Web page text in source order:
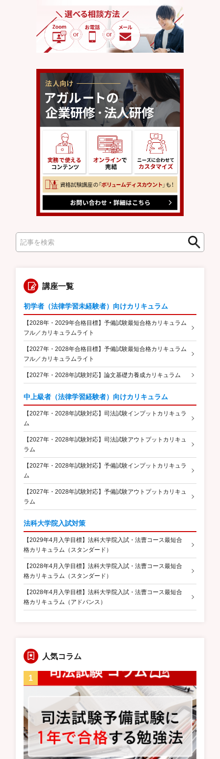
検
索
検
講座一覧
初学者（法律学習未経験者）向けカリキュラム
【2028年・2029年合格目標】予備試験最短合格カリキュラム
フル／カリキュラムライト
【2027年・2028年合格目標】予備試験最短合格カリキュラム
フル／カリキュラムライト
【2027年・2028年試験対応】論文基礎力養成カリキュラム
中上級者（法律学習経験者）向けカリキュラム
【2027年・2028年試験対応】司法試験インプットカリキュラ
ム
【2027年・2028年試験対応】司法試験アウトプットカリキュ
ラム
【2027年・2028年試験対応】予備試験インプットカリキュラ
ム
【2027年・2028年試験対応】予備試験アウトプットカリキュ
ラム
法科大学院入試対策
【2029年4月入学目標】法科大学院入試・法曹コース最短合
格カリキュラム（スタンダード）
【2028年4月入学目標】法科大学院入試・法曹コース最短合
格カリキュラム（スタンダード）
【2028年4月入学目標】法科大学院入試・法曹コース最短合
格カリキュラム（アドバンス）
人気コラム